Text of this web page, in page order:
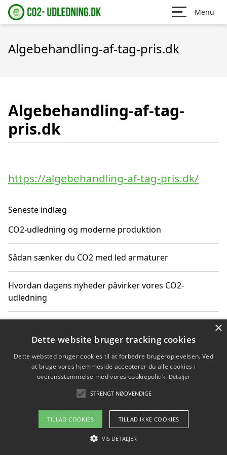
Menu
Algebehandling-af-tag-pris.dk
Algebehandling-af-tag-
pris.dk
https://algebehandling-af-tag-pris.dk/
Seneste indlæg
CO2-udledning og moderne produktion
Sådan sænker du CO2 med led armaturer
Hvordan dagens nyheder påvirker vores CO2-
udledning
CO2-aftryk
Hvordan nyheder om CO2-udledning påvirker vores
hverdag
Copyright 2026 - Pilanto Aps
Om / kontakt
Blog Betingelser
×
Dette website bruger tracking cookies
Dette websted bruger cookies til at forbedre brugeroplevelsen. Ved
at bruge vores hjemmeside accepterer du alle cookies i
overensstemmelse med vores cookiepolitik. Detaljer
STRENGT NØDVENDIGE
TILLAD COOKIES TILLAD IKKE COOKIES
VIS DETALJER